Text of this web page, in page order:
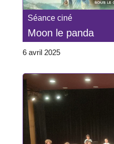
Séance ciné
Moon le panda
6 avril 2025